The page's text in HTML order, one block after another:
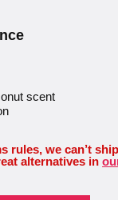
scent
rules, we can’t
alternatives in